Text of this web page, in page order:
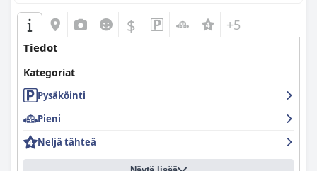
$ +5
Tiedot
Kategoriat
Pysäköinti
Pieni
Neljä tähteä